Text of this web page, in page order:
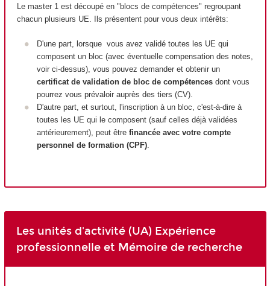
Le master 1 est découpé en "blocs de compétences" regroupant
chacun plusieurs UE. Ils présentent pour vous deux intérêts:
D'une part, lorsque vous avez validé toutes les UE qui
composent un bloc (avec éventuelle compensation des notes,
voir ci-dessus), vous pouvez demander et obtenir un
certificat de validation de bloc de compétencesdont vous
pourrez vous prévaloir auprès des tiers (CV).
D'autre part, et surtout, l'inscription à un bloc, c'est-à-dire à
toutes les UE qui le composent (sauf celles déjà validées
antérieurement), peut être financée avec votre compte
personnel de formation (CPF).
Les unités d'activité (UA) Expérience
professionnelle et Mémoire de recherche